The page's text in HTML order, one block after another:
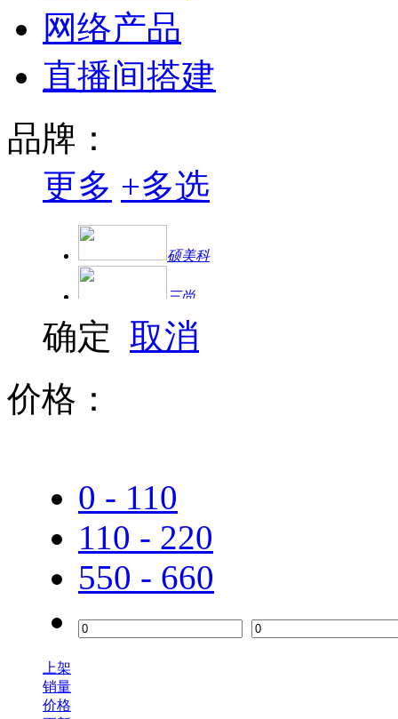
网络产品
直播间搭建
品牌：
更多 +多选
硕美科
三尚
达尔优
确定 取消
价格：
0 - 110
110 - 220
550 - 660
上架
销量
价格